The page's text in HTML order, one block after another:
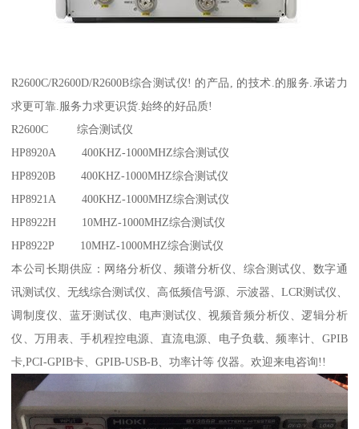
R2600C/R2600D/R2600B综合测试仪! 的产品, 的技术.的服务.承诺力
求更可靠.服务力求更识货.始终的好品质!
R2600C 综合测试仪
HP8920A 400KHZ-1000MHZ综合测试仪
HP8920B 400KHZ-1000MHZ综合测试仪
HP8921A 400KHZ-1000MHZ综合测试仪
HP8922H 10MHZ-1000MHZ综合测试仪
HP8922P 10MHZ-1000MHZ综合测试仪
本公司长期供应：网络分析仪、频谱分析仪、综合测试仪、数字通
讯测试仪、无线综合测试仪、高低频信号源、示波器、LCR测试仪、
调制度仪、蓝牙测试仪、电声测试仪、视频音频分析仪、逻辑分析
仪、万用表、手机程控电源、直流电源、电子负载、频率计、GPIB
卡,PCI-GPIB卡、GPIB-USB-B、功率计等 仪器。欢迎来电咨询!!